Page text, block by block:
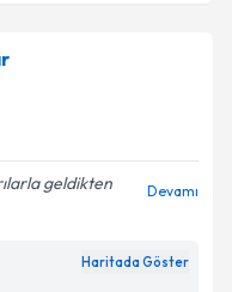
Gönder
için randevu takvimi
randevu almanız
e-posta ile
geldikten
Devamı
Haritada Göster